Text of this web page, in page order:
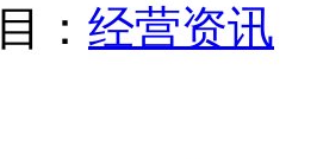
： 经营资讯